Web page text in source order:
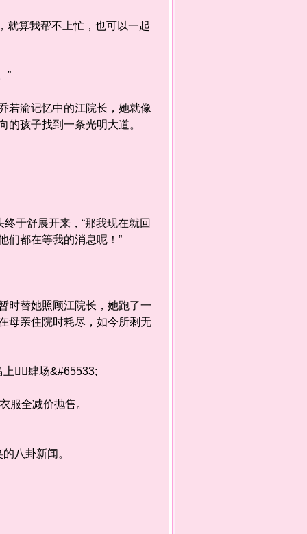
算我帮不上忙，也可以一起
”
渝记忆中的江院长，她就像
的孩子找到一条光明大道。
于舒展开来，“那我现在就回
们都在等我的消息呢！”
替她照顾江院长，她跑了一
母亲住院时耗尽，如今所剩无
肆场&#65533;
全减价抛售。
八卦新闻。